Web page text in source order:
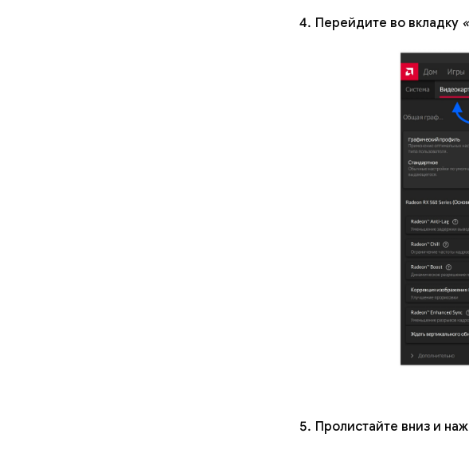
Перейдите во вкладку
Пролистайте вниз и